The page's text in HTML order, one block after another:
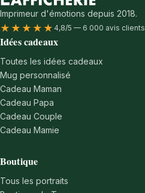
Imprimeur d'émotions depuis 2018.
★★★★★ 4,8/5 — 6 000 avis clients
Idées cadeaux
Toutes les idées cadeaux
Mug personnalisé
Cadeau Maman
Cadeau Papa
Cadeau Couple
Cadeau Mamie
Boutique
Tous les portraits